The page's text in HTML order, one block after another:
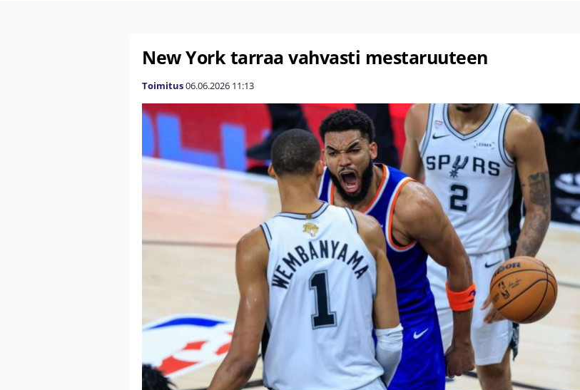
New York tarraa vahvasti mestaruuteen
Toimitus06.06.2026 11:13